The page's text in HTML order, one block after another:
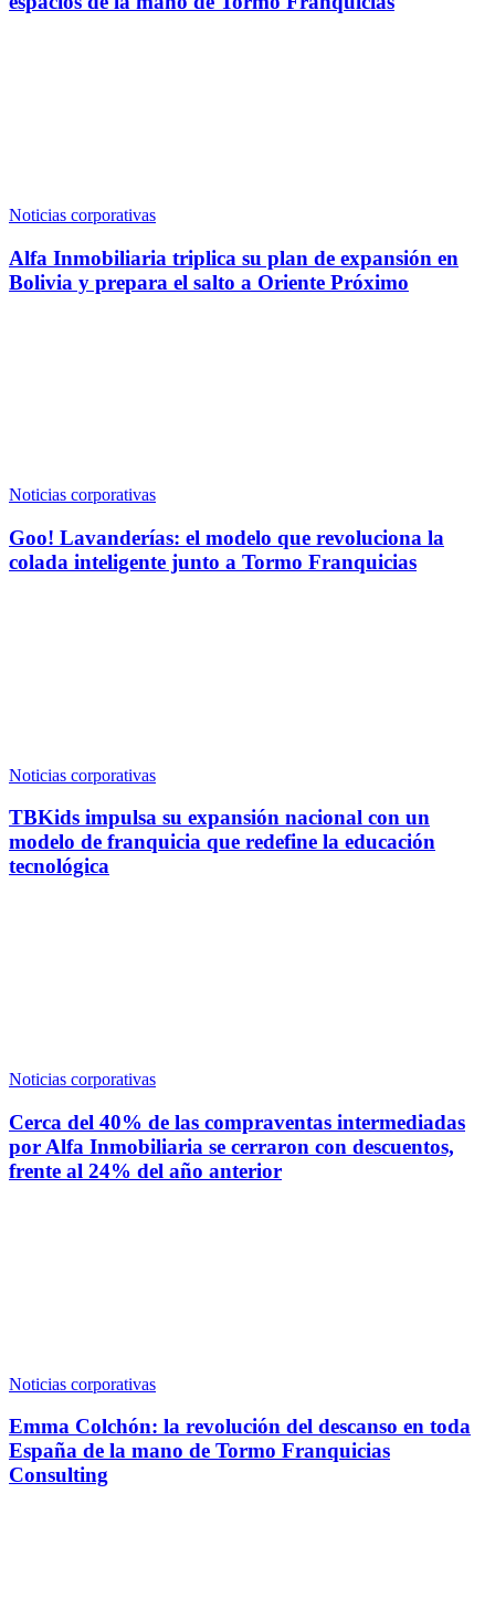
Noticias corporativas
Alfa Inmobiliaria triplica su plan de expansión en
Bolivia y prepara el salto a Oriente Próximo
Noticias corporativas
Goo! Lavanderías: el modelo que revoluciona la
colada inteligente junto a Tormo Franquicias
Noticias corporativas
TBKids impulsa su expansión nacional con un
modelo de franquicia que redefine la educación
tecnológica
Noticias corporativas
Cerca del 40% de las compraventas intermediadas
por Alfa Inmobiliaria se cerraron con descuentos,
frente al 24% del año anterior
Noticias corporativas
Emma Colchón: la revolución del descanso en toda
España de la mano de Tormo Franquicias
Consulting